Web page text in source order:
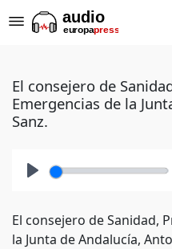
El consejero de
Emergencias de la
Sanz.
El consejero de Sanidad,
la Junta de Andalucía,